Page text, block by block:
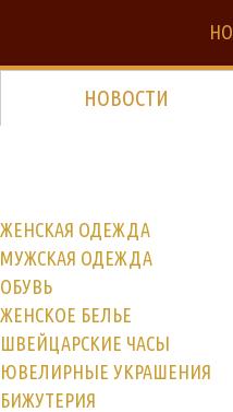
НОВОСТИ
ЖЕНСКАЯ ОДЕЖДА
МУЖСКАЯ ОДЕЖДА
ОБУВЬ
ЖЕНСКОЕ БЕЛЬЕ
ШВЕЙЦАРСКИЕ ЧАСЫ
ЮВЕЛИРНЫЕ УКРАШЕНИЯ
БИЖУТЕРИЯ